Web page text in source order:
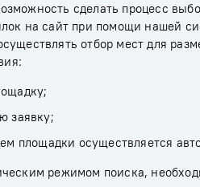
сделать процесс
на сайт при помощи нашей
отбор мест для
заявку;
площадки осуществляется
режимом поиска,